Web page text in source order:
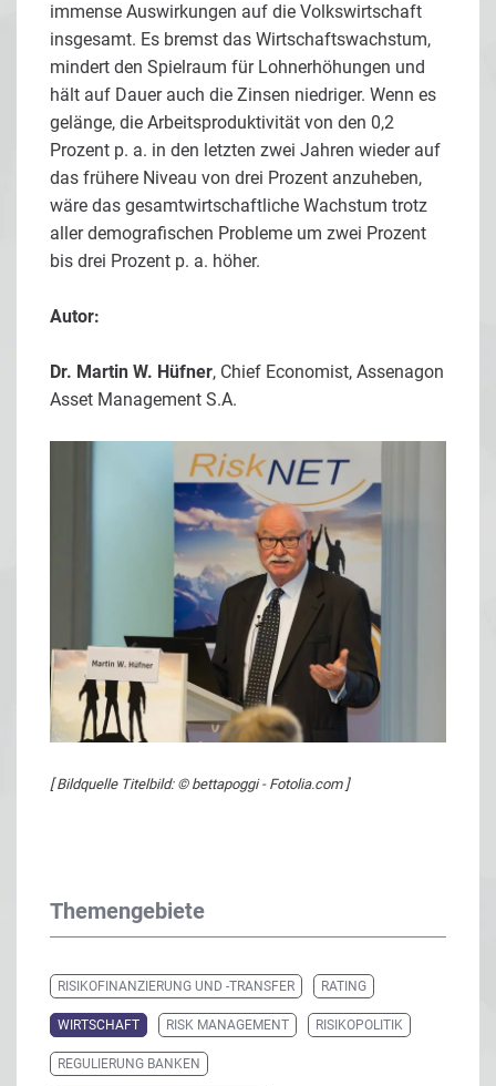
immense Auswirkungen auf die Volkswirtschaft
insgesamt. Es bremst das Wirtschaftswachstum,
mindert den Spielraum für Lohnerhöhungen und
hält auf Dauer auch die Zinsen niedriger. Wenn es
gelänge, die Arbeitsproduktivität von den 0,2
Prozent p. a. in den letzten zwei Jahren wieder auf
das frühere Niveau von drei Prozent anzuheben,
wäre das gesamtwirtschaftliche Wachstum trotz
aller demografischen Probleme um zwei Prozent
bis drei Prozent p. a. höher.
Autor:
Dr. Martin W. Hüfner, Chief Economist, Assenagon
Asset Management S.A.
[ Bildquelle Titelbild: © bettapoggi - Fotolia.com ]
Themengebiete
RISIKOFINANZIERUNG UND -TRANSFER RATING
WIRTSCHAFT RISK MANAGEMENT RISIKOPOLITIK
REGULIERUNG BANKEN